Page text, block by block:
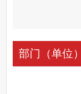
部门（单位